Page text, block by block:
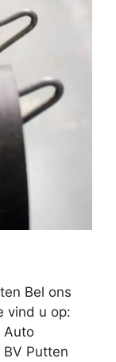
Bel ons
vind u op:
Auto
Putten